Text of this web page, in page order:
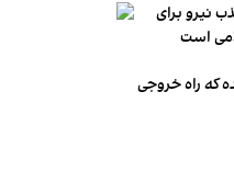
نیرو برای
است
که راه خروجی